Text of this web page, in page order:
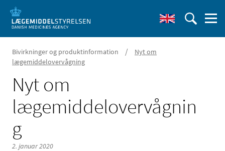
Bivirkninger og produktinformation /
Nyt om
lægemiddelovervågning
Nyt om
lægemiddelovervågnin
g
2. januar 2020